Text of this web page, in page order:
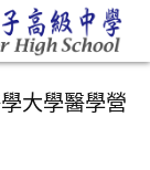
大學醫學營